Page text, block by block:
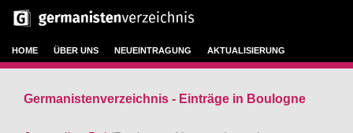
HOME ÜBER UNS NEUEINTRAGUNG AKTUALISIERUNG
Germanistenverzeichnis - Einträge in Boulogne